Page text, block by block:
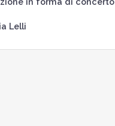
Lelli